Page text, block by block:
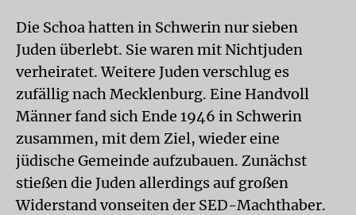
Die Schoa hatten in Schwerin nur sieben
Juden überlebt. Sie waren mit Nichtjuden
verheiratet. Weitere Juden verschlug es
zufällig nach Mecklenburg. Eine Handvoll
Männer fand sich Ende 1946 in Schwerin
zusammen, mit dem Ziel, wieder eine
jüdische Gemeinde aufzubauen. Zunächst
stießen die Juden allerdings auf großen
Widerstand vonseiten der SED-Machthaber.